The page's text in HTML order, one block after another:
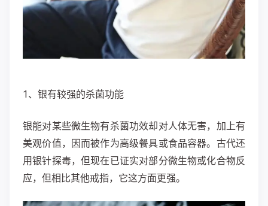
1、银有较强的杀菌功能
银能对某些微生物有杀菌功效却对人体无害，加上有
美观价值，因而被作为高级餐具或食品容器。古代还
用银针探毒，但现在已证实对部分微生物或化合物反
应，但相比其他戒指，它这方面更强。